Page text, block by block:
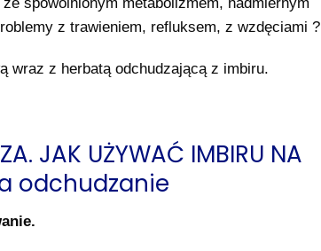
spowolnionym metabolizmem, nadmiernym
z trawieniem, refluksem, z wzdęciami ?
wraz z herbatą odchudzającą z imbiru.
JAK UŻYWAĆ IMBIRU NA
odchudzanie